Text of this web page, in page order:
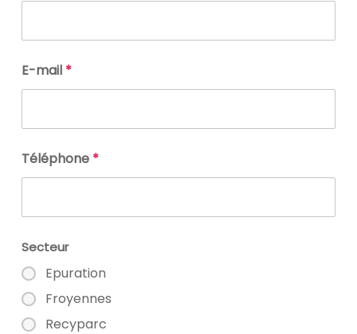
E-mail *
Téléphone *
Secteur
Epuration
Froyennes
Recyparc